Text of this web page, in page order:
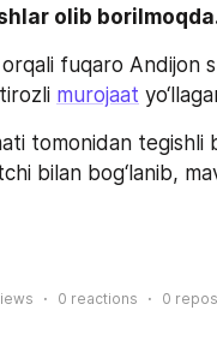
olib
fuqaro Andijon
murojaat
tomonidan tegishli
bilan bog‘lanib,
0 reactions 0